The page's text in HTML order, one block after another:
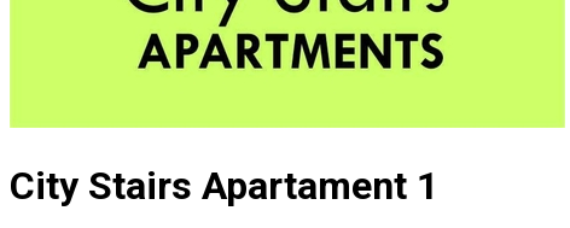
City Stairs Apartament 1